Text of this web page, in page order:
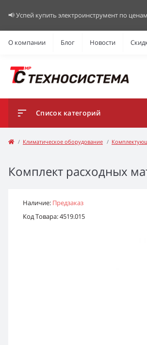
📢 Успей купить электроинструмент по
О компании Блог Новости
Список категорий
Климатическое оборудование
Комплект расходных
Наличие: Предзаказ
Код Товара: 4519.015